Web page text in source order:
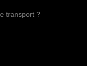
transport ?